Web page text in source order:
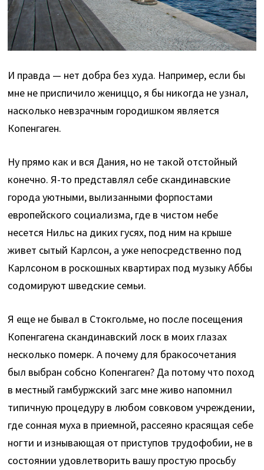
И правда — нет добра без худа. Например, если бы
мне не приспичило жениццо, я бы никогда не узнал,
насколько невзрачным городишком является
Копенгаген.
Ну прямо как и вся Дания, но не такой отстойный
конечно. Я-то представлял себе скандинавские
города уютными, вылизанными форпостами
европейского социализма, где в чистом небе
несется Нильс на диких гусях, под ним на крыше
живет сытый Карлсон, а уже непосредственно под
Карлсоном в роскошных квартирах под музыку Аббы
содомируют шведские семьи.
Я еще не бывал в Стокгольме, но после посещения
Копенгагена скандинавский лоск в моих глазах
несколько померк. А почему для бракосочетания
был выбран собсно Копенгаген? Да потому что поход
в местный гамбуржский загс мне живо напомнил
типичную процедуру в любом совковом учреждении,
где сонная муха в приемной, рассеяно красящая себе
ногти и изнывающая от приступов трудофобии, не в
состоянии удовлетворить вашу простую просьбу